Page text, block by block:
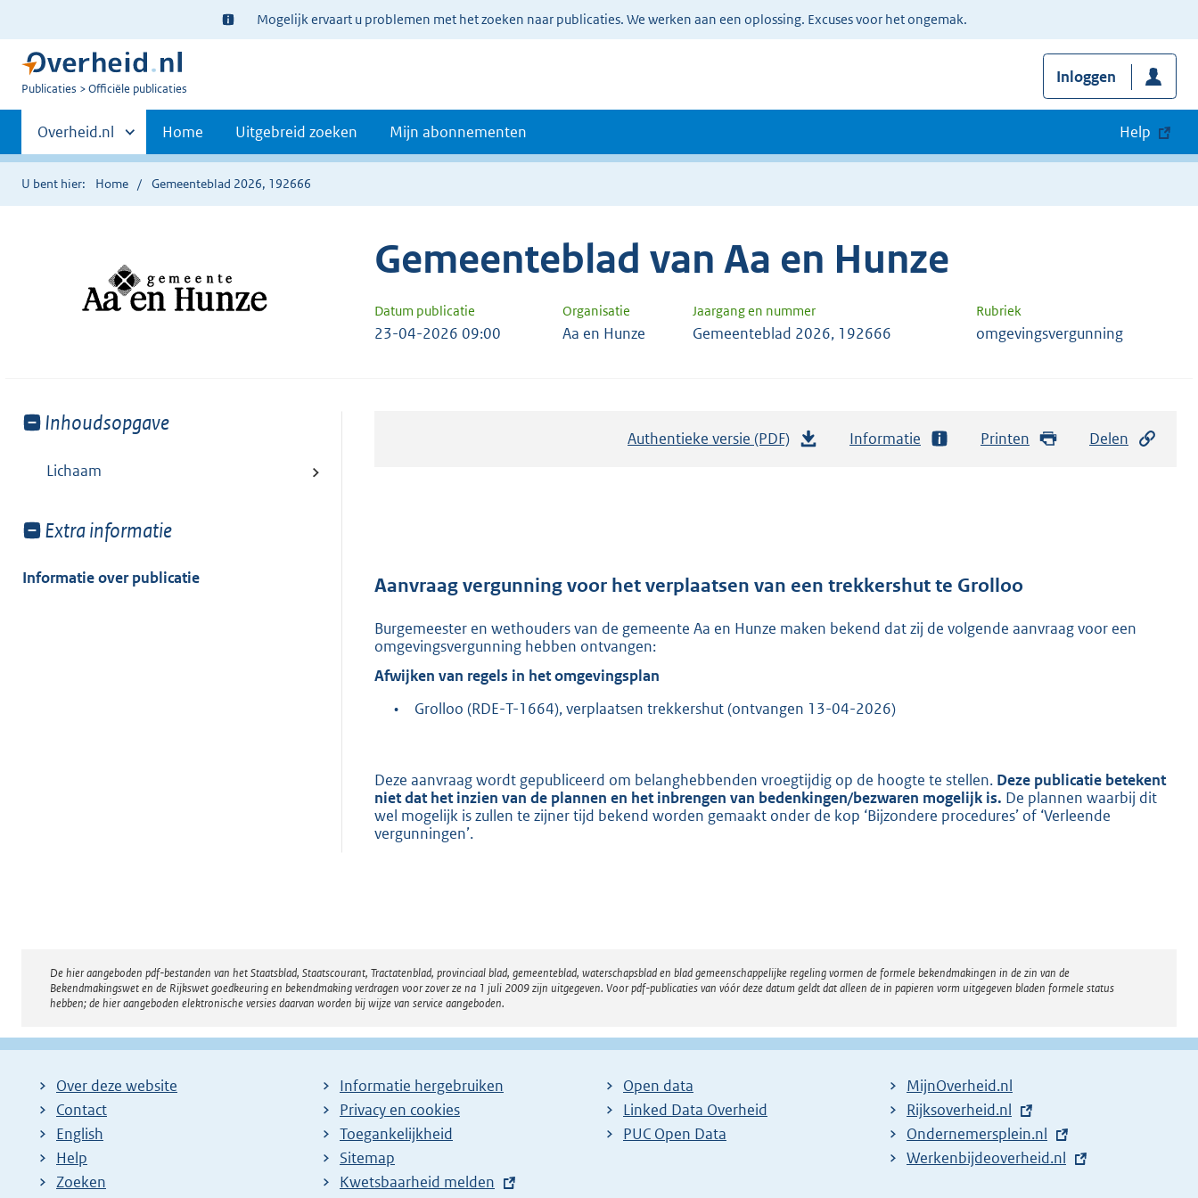
Ter
informatie:
Mogelijk ervaart u problemen met het zoeken naar publicaties. We werken aan een oplossing. Excuses voor het ongemak.
U
Publicaties Officiële publicaties
Inloggen
Primaire
navigatie
Andere
sites
binnen
Overheid.nl Home Uitgebreid zoeken Mijn abonnementen Help
U bent hier: Home Gemeenteblad 2026, 192666
Gemeenteblad van Aa en Hunze
Datum publicatie Organisatie Jaargang en nummer Rubriek
23-04-2026 09:00 Aa en Hunze Gemeenteblad 2026, 192666 omgevingsvergunning
Toon
van:
Inhoudsopgave
Lichaam
Toon
van:
Extra informatie
Informatie over publicatie
Authentieke versie (PDF)
d
g
o
e
:
2
Informatie Printen Delen
Aanvraag vergunning voor het verplaatsen van een trekkershut te Grolloo
Burgemeester en wethouders van de gemeente Aa en Hunze maken bekend dat zij de volgende aanvraag voor een
omgevingsvergunning hebben ontvangen:
Afwijken van regels in het omgevingsplan
•
Grolloo (RDE-T-1664), verplaatsen trekkershut (ontvangen 13-04-2026)
Deze aanvraag wordt gepubliceerd om belanghebbenden vroegtijdig op de hoogte te stellen. Deze publicatie betekent
niet dat het inzien van de plannen en het inbrengen van bedenkingen/bezwaren mogelijk is. De plannen waarbij dit
wel mogelijk is zullen te zijner tijd bekend worden gemaakt onder de kop ‘Bijzondere procedures’ of ‘Verleende
vergunningen’.
Disclaimer
De hier aangeboden pdf-bestanden van het Staatsblad, Staatscourant, Tractatenblad, provinciaal blad, gemeenteblad, waterschapsblad en blad gemeenschappelijke regeling vormen de formele bekendmakingen in de zin van de
Bekendmakingswet en de Rijkswet goedkeuring en bekendmaking verdragen voor zover ze na 1 juli 2009 zijn uitgegeven. Voor pdf-publicaties van vóór deze datum geldt dat alleen de in papieren vorm uitgegeven bladen formele status
hebben; de hier aangeboden elektronische versies daarvan worden bij wijze van service aangeboden.
Over deze website
Contact
English
Help
Zoeken
Informatie hergebruiken
Privacy en cookies
Toegankelijkheid
Sitemap
E
Kwetsbaarheid melden
Open data
Linked Data Overheid
PUC Open Data
MijnOverheid.nl
E
x
t
Rijksoverheid.nl
E
x
Ondernemersplein.nl
E
Werkenbijdeoverheid.nl